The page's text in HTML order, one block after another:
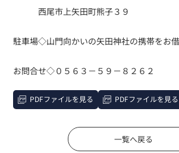
西尾市上矢田町熊子３９
駐車場◇山門向かいの矢田神社の携帯をお
お問合せ◇０５６３－５９－８２６２
PDFファイルを見る PDFファイルを見る
一覧へ戻る